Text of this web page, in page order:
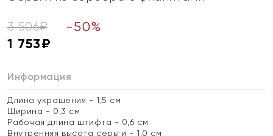
3 506₽ -50%
1 753₽
Информация
Длина украшения - 1,5 см
Ширина - 0,3 см
Рабочая длина штифта - 0,6 см
Внутренняя высота серьги - 1,0 см